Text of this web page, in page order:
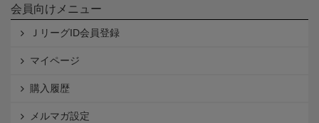
会員向けメニュー
ＪリーグID会員登録
マイページ
購入履歴
メルマガ設定